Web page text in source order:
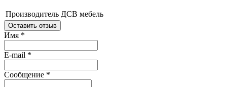
Производитель ДСВ мебель
Оставить отзыв
Имя *
E-mail *
Сообщение *